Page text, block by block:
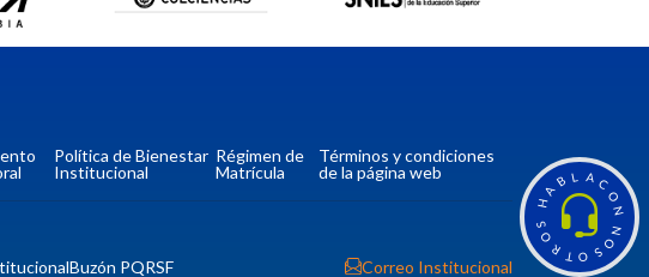
H
A
B L A C
O
N
N
O
S
O
T
R
O
S
Política de Bienestar
Institucional
Régimen de
Matrícula
Términos y condiciones
de la página web
Buzón PQRSF Correo Institucional